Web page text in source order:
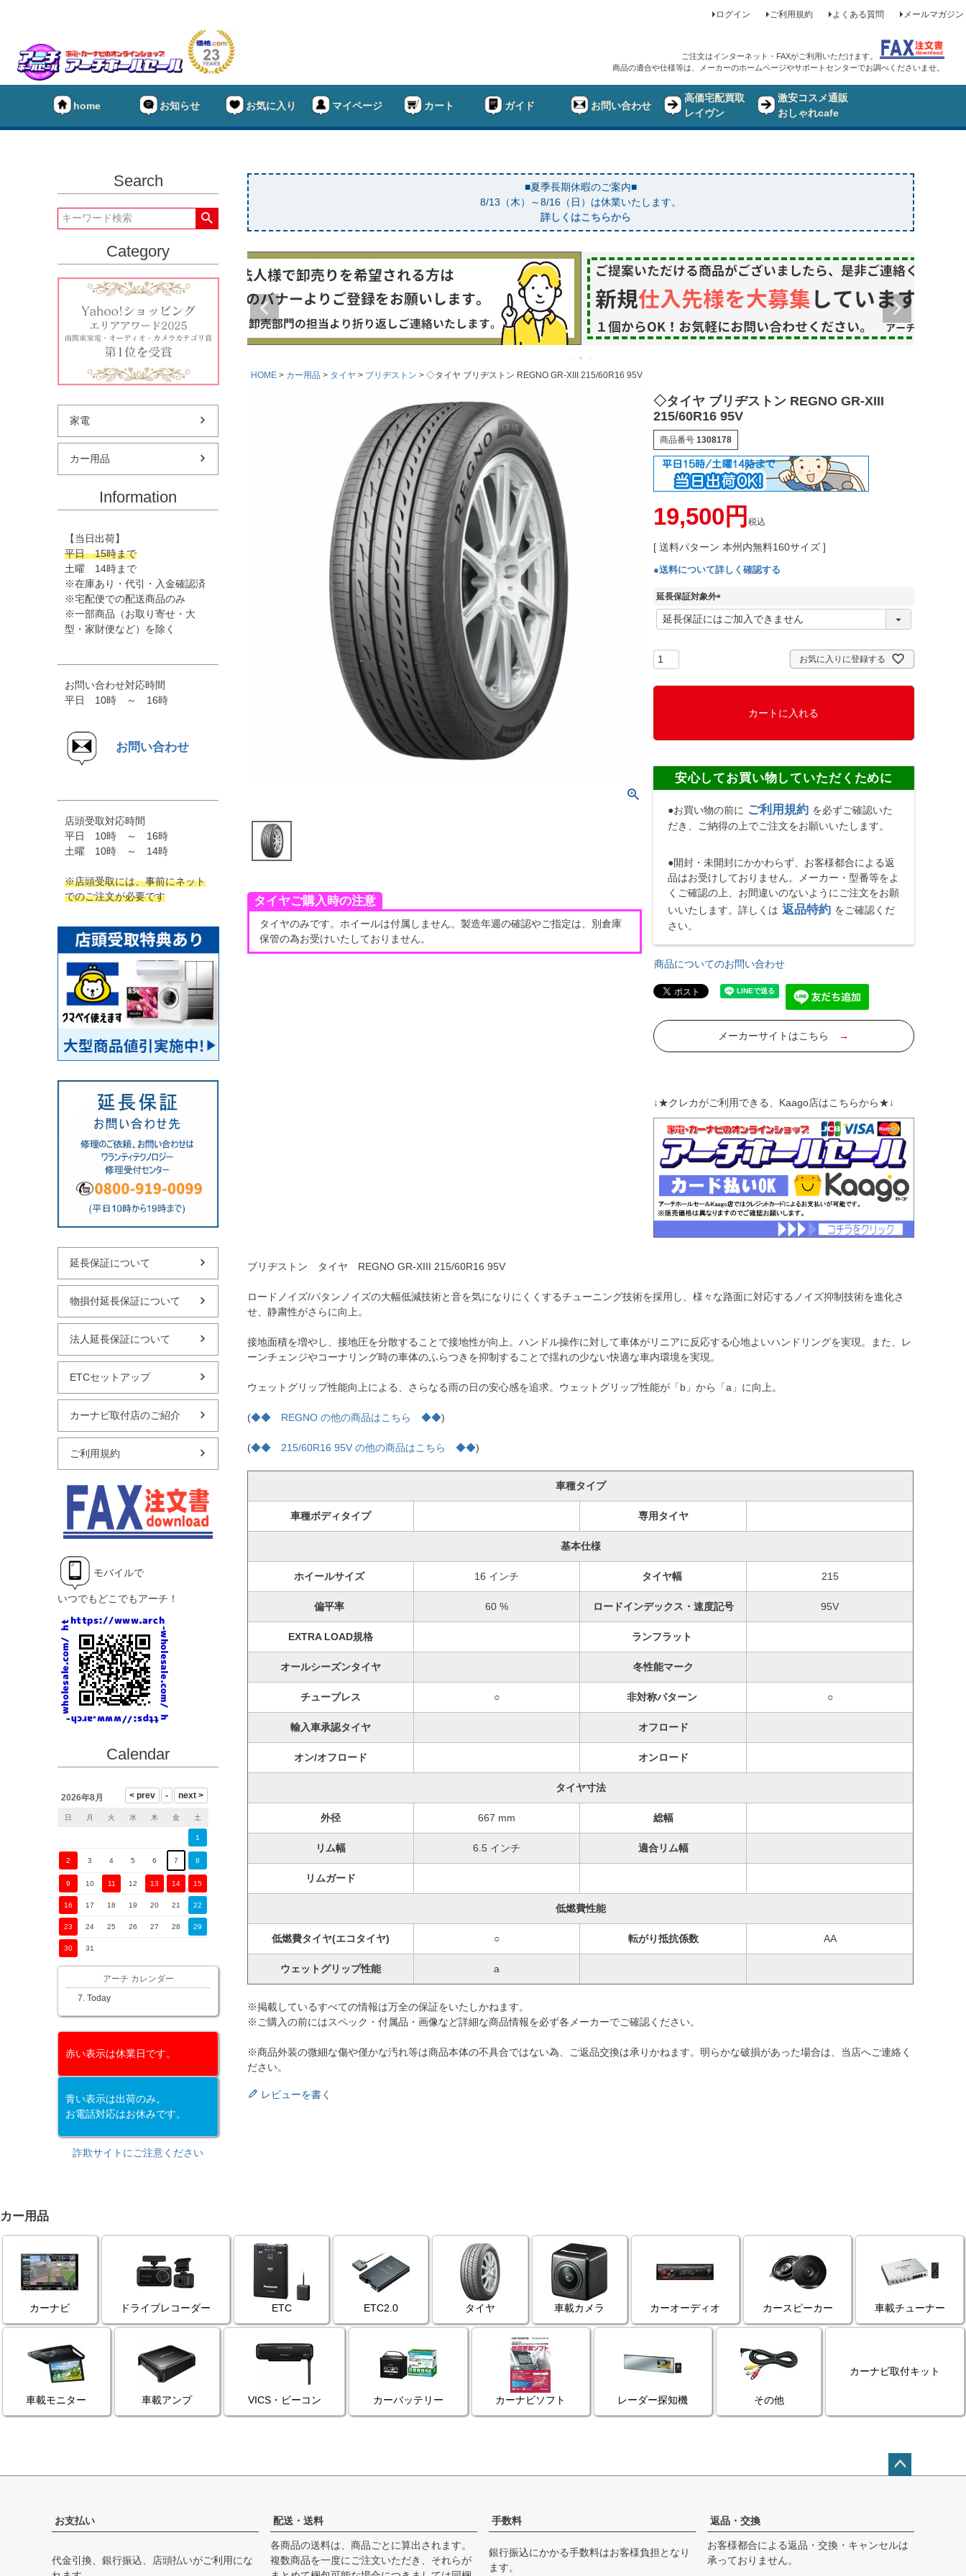
ログイン ご利用規約 よくある質問 メールマガジン
ご注文はインターネット・FAXがご利用いただけます。
商品の適合や仕様等は、メーカーのホームページやサポートセンターでお調べくださいませ。
home お知らせ お気に入り マイページ カート ガイド お問い合わせ
高価宅配買取
レイヴン
激安コスメ通販
おしゃれcafe
Search
Category
家電
カー用品
Information
【当日出荷】
平日 15時まで
土曜 14時まで
※在庫あり・代引・入金確認済
※宅配便での配送商品のみ
※一部商品（お取り寄せ・大
型・家財便など）を除く
お問い合わせ対応時間
平日 10時 ～ 16時
お問い合わせ
店頭受取対応時間
平日 10時 ～ 16時
土曜 10時 ～ 14時
※店頭受取には、事前にネット
でのご注文が必要です
延長保証について
物損付延長保証について
法人延長保証について
ETCセットアップ
カーナビ取付店のご紹介
ご利用規約
モバイルで
いつでもどこでもアーチ！
Calendar
2026年8月
日 月 火 水 木 金 土
1
2 3 4 5 6 7 8
9 10 11 12 13 14 15
16 17 18 19 20 21 22
23 24 25 26 27 28 29
30 31
アーチ カレンダー
Today
赤い表示は休業日です。
青い表示は出荷のみ。
お電話対応はお休みです。
詐欺サイトにご注意ください
■夏季長期休暇のご案内■
8/13（木）～8/16（日）は休業いたします。
詳しくはこちらから
HOME カー用品 タイヤ ブリヂストン ◇タイヤ ブリヂストン REGNO GR-XIII 215/60R16 95V
タイヤご購入時の注意
タイヤのみです。ホイールは付属しません。製造年週の確認やご指定は、別倉庫
保管の為お受けいたしておりません。
◇タイヤ ブリヂストン REGNO GR-XIII
215/60R16 95V
商品番号 1308178
19,500 税込
送料パターン 本州内無料160サイズ
●送料について詳しく確認する
延長保証対象外
(
必
お気に入りに登録する
カートに入れる
安心してお買い物していただくために
●お買い物の前に ご利用規約 を必ずご確認いた
だき、ご納得の上でご注文をお願いいたします。
●開封・未開封にかかわらず、お客様都合による返
品はお受けしておりません。メーカー・型番等をよ
くご確認の上、お間違いのないようにご注文をお願
いいたします。詳しくは 返品特約 をご確認くだ
さい。
商品についてのお問い合わせ
メーカーサイトはこちら →
↓★クレカがご利用できる、Kaago店はこちらから★↓
ブリヂストン タイヤ REGNO GR-XIII 215/60R16 95V
ロードノイズ/パタンノイズの大幅低減技術と音を気になりにくくするチューニング技術を採用し、様々な路面に対応するノイズ抑制技術を進化さ
せ、静粛性がさらに向上。
接地面積を増やし、接地圧を分散することで接地性が向上。ハンドル操作に対して車体がリニアに反応する心地よいハンドリングを実現。また、レ
ーンチェンジやコーナリング時の車体のふらつきを抑制することで揺れの少ない快適な車内環境を実現。
ウェットグリップ性能向上による、さらなる雨の日の安心感を追求。ウェットグリップ性能が「b」から「a」に向上。
(◆◆ REGNO の他の商品はこちら ◆◆)
(◆◆ 215/60R16 95V の他の商品はこちら ◆◆)
車種タイプ
車種ボディタイプ 専用タイヤ
基本仕様
ホイールサイズ 16 インチ タイヤ幅 215
偏平率 60 % ロードインデックス・速度記号 95V
EXTRA LOAD規格 ランフラット
オールシーズンタイヤ 冬性能マーク
チューブレス ○ 非対称パターン ○
輸入車承認タイヤ オフロード
オン/オフロード オンロード
タイヤ寸法
外径 667 mm 総幅
リム幅 6.5 インチ 適合リム幅
リムガード
低燃費性能
低燃費タイヤ(エコタイヤ) ○ 転がり抵抗係数 AA
ウェットグリップ性能 a
※掲載しているすべての情報は万全の保証をいたしかねます。
※ご購入の前にはスペック・付属品・画像など詳細な商品情報を必ず各メーカーでご確認ください。
※商品外装の微細な傷や僅かな汚れ等は商品本体の不具合ではない為、ご返品交換は承りかねます。明らかな破損があった場合は、当店へご連絡く
ださい。
レビューを書く
カー用品
カーナビ ドライブレコーダー ETC ETC2.0 タイヤ 車載カメラ カーオーディオ カースピーカー 車載チューナー
車載モニター 車載アンプ VICS・ビーコン カーバッテリー カーナビソフト レーダー探知機 その他
カーナビ取付キット
へ
お支払い
代金引換、銀行振込、店頭払いがご利用にな
配送・送料
各商品の送料は、商品ごとに算出されます。
複数商品を一度にご注文いただき、それらが
手数料
銀行振込にかかる手数料はお客様負担となり
ます。
返品・交換
お客様都合による返品・交換・キャンセルは
承っておりません。